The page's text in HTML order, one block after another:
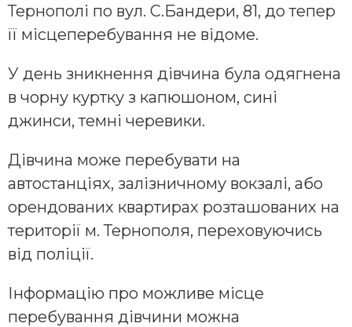
Тернополі по вул. С.Бандери, 81, до тепер
її місцеперебування не відоме.
У день зникнення дівчина була одягнена
в чорну куртку з капюшоном, сині
джинси, темні черевики.
Дівчина може перебувати на
автостанціях, залізничному вокзалі, або
орендованих квартирах розташованих на
території м. Тернополя, переховуючись
від поліції.
Інформацію про можливе місце
перебування дівчини можна